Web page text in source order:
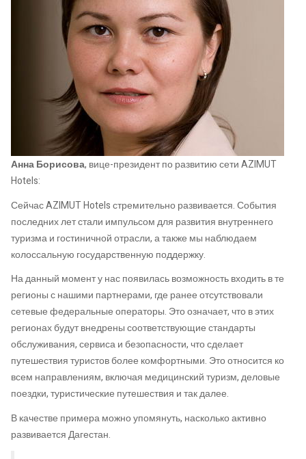
Анна Борисова, вице-президент по развитию сети AZIMUT
Hotels:
Сейчас AZIMUT Hotels стремительно развивается. События
последних лет стали импульсом для развития внутреннего
туризма и гостиничной отрасли, а также мы наблюдаем
колоссальную государственную поддержку.
На данный момент у нас появилась возможность входить в те
регионы с нашими партнерами, где ранее отсутствовали
сетевые федеральные операторы. Это означает, что в этих
регионах будут внедрены соответствующие стандарты
обслуживания, сервиса и безопасности, что сделает
путешествия туристов более комфортными. Это относится ко
всем направлениям, включая медицинский туризм, деловые
поездки, туристические путешествия и так далее.
В качестве примера можно упомянуть, насколько активно
развивается Дагестан.